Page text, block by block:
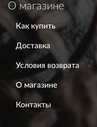
О магазине
Как купить
Доставка
Условия возврата
О магазине
Контакты